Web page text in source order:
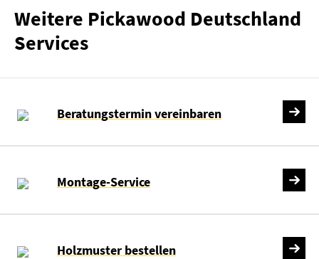
Weitere Pickawood Deutschland
Services
Beratungstermin vereinbaren
Montage-Service
Holzmuster bestellen